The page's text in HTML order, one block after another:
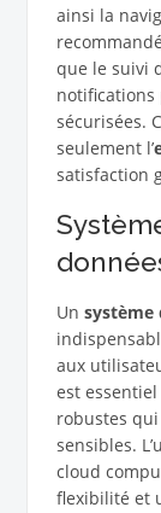
ainsi la
que le suivi
notifications
sécurisées.
seulement l’
satisfaction
Un système
aux
est
robustes
sensibles.
cloud
flexibilité et